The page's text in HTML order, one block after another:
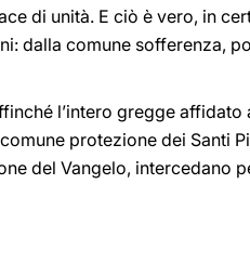
di unità. E ciò è vero, in
dalla comune sofferenza,
l’intero gregge
protezione dei Santi
del Vangelo, intercedano